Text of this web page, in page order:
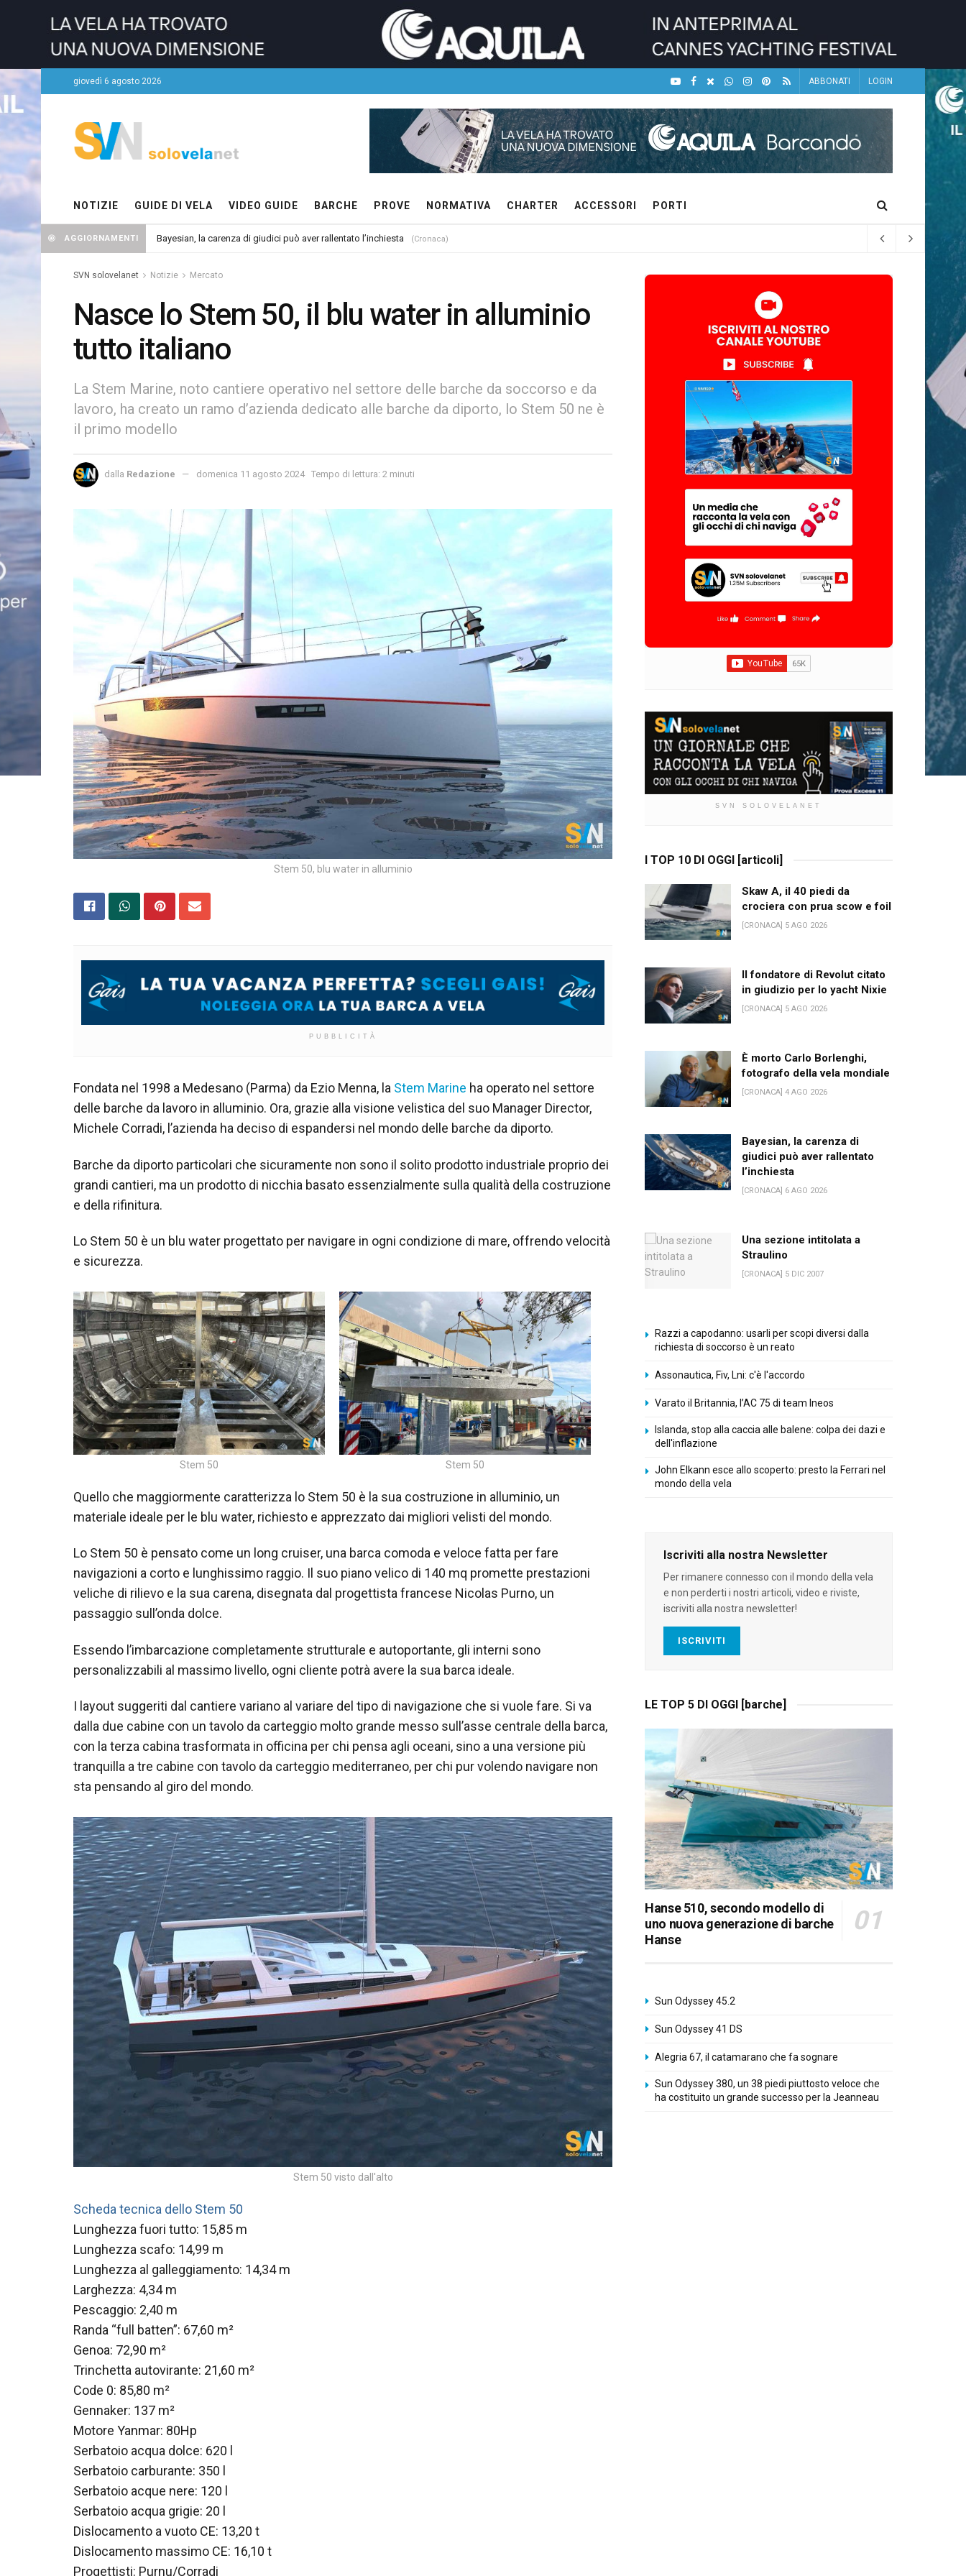
giovedì 6 agosto 2026 ABBONATI LOGIN
NOTIZIE GUIDE DI VELA VIDEO GUIDE BARCHE PROVE NORMATIVA CHARTER ACCESSORI PORTI
AGGIORNAMENTI Bayesian, la carenza di giudici può aver rallentato l’inchiesta (Cronaca)
SVN solovelanet Notizie Mercato
Nasce lo Stem 50, il blu water in alluminio
tutto italiano
La Stem Marine, noto cantiere operativo nel settore delle barche da soccorso e da
lavoro, ha creato un ramo d’azienda dedicato alle barche da diporto, lo Stem 50 ne è
il primo modello
dalla Redazione domenica 11 agosto 2024 Tempo di lettura: 2 minuti
Stem 50, blu water in alluminio
PUBBLICITÀ
Fondata nel 1998 a Medesano (Parma) da Ezio Menna, la Stem Marine ha operato nel settore
delle barche da lavoro in alluminio. Ora, grazie alla visione velistica del suo Manager Director,
Michele Corradi, l’azienda ha deciso di espandersi nel mondo delle barche da diporto.
Barche da diporto particolari che sicuramente non sono il solito prodotto industriale proprio dei
grandi cantieri, ma un prodotto di nicchia basato essenzialmente sulla qualità della costruzione
e della rifinitura.
Lo Stem 50 è un blu water progettato per navigare in ogni condizione di mare, offrendo velocità
e sicurezza.
Stem 50 Stem 50
Quello che maggiormente caratterizza lo Stem 50 è la sua costruzione in alluminio, un
materiale ideale per le blu water, richiesto e apprezzato dai migliori velisti del mondo.
Lo Stem 50 è pensato come un long cruiser, una barca comoda e veloce fatta per fare
navigazioni a corto e lunghissimo raggio. Il suo piano velico di 140 mq promette prestazioni
veliche di rilievo e la sua carena, disegnata dal progettista francese Nicolas Purno, un
passaggio sull’onda dolce.
Essendo l’imbarcazione completamente strutturale e autoportante, gli interni sono
personalizzabili al massimo livello, ogni cliente potrà avere la sua barca ideale.
I layout suggeriti dal cantiere variano al variare del tipo di navigazione che si vuole fare. Si va
dalla due cabine con un tavolo da carteggio molto grande messo sull’asse centrale della barca,
con la terza cabina trasformata in officina per chi pensa agli oceani, sino a una versione più
tranquilla a tre cabine con tavolo da carteggio mediterraneo, per chi pur volendo navigare non
sta pensando al giro del mondo.
Stem 50 visto dall'alto
Scheda tecnica dello Stem 50
Lunghezza fuori tutto: 15,85 m
Lunghezza scafo: 14,99 m
Lunghezza al galleggiamento: 14,34 m
Larghezza: 4,34 m
Pescaggio: 2,40 m
Randa “full batten”: 67,60 m²
Genoa: 72,90 m²
Trinchetta autovirante: 21,60 m²
Code 0: 85,80 m²
Gennaker: 137 m²
Motore Yanmar: 80Hp
Serbatoio acqua dolce: 620 l
Serbatoio carburante: 350 l
Serbatoio acque nere: 120 l
Serbatoio acqua grigie: 20 l
Dislocamento a vuoto CE: 13,20 t
Dislocamento massimo CE: 16,10 t
Progettisti: Purnu/Corradi
SVN SOLOVELANET
I TOP 10 DI OGGI [articoli]
Skaw A, il 40 piedi da
crociera con prua scow e foil
[CRONACA] 5 AGO 2026
Il fondatore di Revolut citato
in giudizio per lo yacht Nixie
[CRONACA] 5 AGO 2026
È morto Carlo Borlenghi,
fotografo della vela mondiale
[CRONACA] 4 AGO 2026
Bayesian, la carenza di
giudici può aver rallentato
l’inchiesta
[CRONACA] 6 AGO 2026
Una sezione intitolata a
Straulino
[CRONACA] 5 DIC 2007
Razzi a capodanno: usarli per scopi diversi dalla
richiesta di soccorso è un reato
Assonautica, Fiv, Lni: c'è l'accordo
Varato il Britannia, l’AC 75 di team Ineos
Islanda, stop alla caccia alle balene: colpa dei dazi e
dell'inflazione
John Elkann esce allo scoperto: presto la Ferrari nel
mondo della vela
Iscriviti alla nostra Newsletter
Per rimanere connesso con il mondo della vela
e non perderti i nostri articoli, video e riviste,
iscriviti alla nostra newsletter!
ISCRIVITI
LE TOP 5 DI OGGI [barche]
Hanse 510, secondo modello di
uno nuova generazione di barche
Hanse
Sun Odyssey 45.2
Sun Odyssey 41 DS
Alegria 67, il catamarano che fa sognare
Sun Odyssey 380, un 38 piedi piuttosto veloce che
ha costituito un grande successo per la Jeanneau